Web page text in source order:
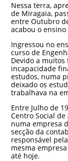
Nessa terra,
de Miragaia,
entre Outubro
acabou o
Ingressou no
curso de
Devido a muitos
incapacidade
estudos, numa
deixado os
trabalhava na
Entre Julho de
Centro Social
numa empresa
secção da
responsável
mesma
até hoje.